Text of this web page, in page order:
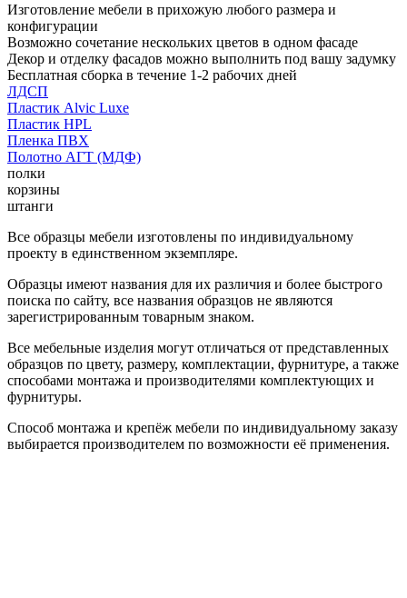
Изготовление мебели в прихожую любого размера и
конфигурации
Возможно сочетание нескольких цветов в одном фасаде
Декор и отделку фасадов можно выполнить под вашу задумку
Бесплатная сборка в течение 1-2 рабочих дней
ЛДСП
Пластик Alvic Luxe
Пластик HPL
Пленка ПВХ
Полотно АГТ (МДФ)
полки
корзины
штанги
Все образцы мебели изготовлены по индивидуальному
проекту в единственном экземпляре.
Образцы имеют названия для их различия и более быстрого
поиска по сайту, все названия образцов не являются
зарегистрированным товарным знаком.
Все мебельные изделия могут отличаться от представленных
образцов по цвету, размеру, комплектации, фурнитуре, а также
способами монтажа и производителями комплектующих и
фурнитуры.
Способ монтажа и крепёж мебели по индивидуальному заказу
выбирается производителем по возможности её применения.